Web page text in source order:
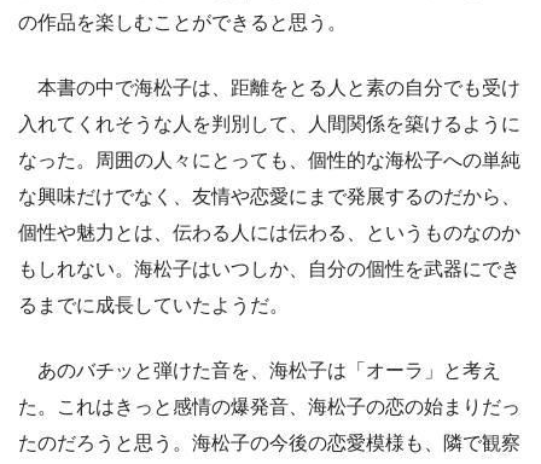
の作品を楽しむことができると思う。
本書の中で海松子は、距離をとる人と素の自分でも受け
入れてくれそうな人を判別して、人間関係を築けるように
なった。周囲の人々にとっても、個性的な海松子への単純
な興味だけでなく、友情や恋愛にまで発展するのだから、
個性や魅力とは、伝わる人には伝わる、というものなのか
もしれない。海松子はいつしか、自分の個性を武器にでき
るまでに成長していたようだ。
あのバチッと弾けた音を、海松子は「オーラ」と考え
た。これはきっと感情の爆発音、海松子の恋の始まりだっ
たのだろうと思う。海松子の今後の恋愛模様も、隣で観察